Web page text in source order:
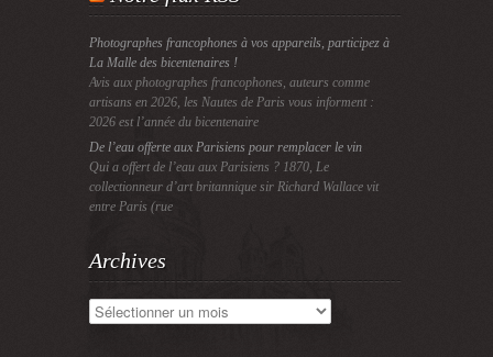
Photographes francophones à vos appareils, participez à
La Malle des bicentenaires !
Avis aux photographes francophones, auteurs comme
artisans en 2026, les Nautes de Paris vous informent :
2026 est l’année du bicentenaire
De l’eau offerte aux Parisiens pour remplacer le vin
Qui a offert de l’eau aux Parisiens ? 1870, Le
collectionneur d’art britannique sir Richard Wallace vit
entre Paris (rue
Archives
Archives